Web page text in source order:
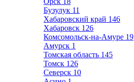
Бузулук 11
Хабаровский край 146
Хабаровск 126
Комсомольск-на-Амуре 19
Амурск 1
Томская область 145
Томск 126
Северск 10